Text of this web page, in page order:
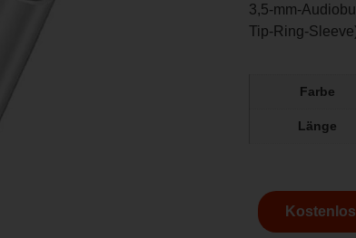
3,5-mm-
Tip-Ring-
Farbe
Länge